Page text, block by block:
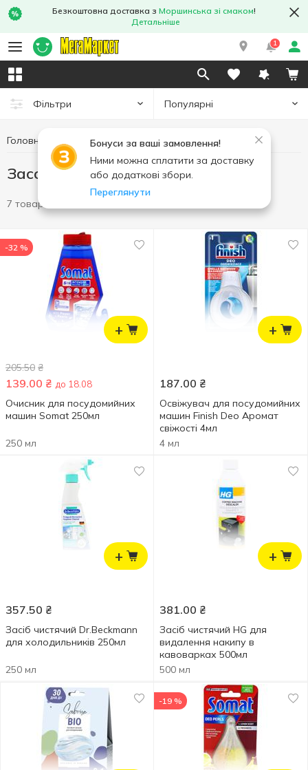
Безкоштовна доставка з Моршинська зі смаком!
Детальніше
1
Фільтри Популярні
Бонуси за ваші замовлення!
Ними можна сплатити за доставку
або додаткові збори.
Переглянути
Головна Побутова хімія
Засоби для побутової техніки
7 товарів
+
-32 %
205.50 ₴
139.00 ₴ до 18.08
Очисник для посудомийних
машин Somat 250мл
250 мл
+
187.00 ₴
Освіжувач для посудомийних
машин Finish Deo Аромат
свіжості 4мл
4 мл
+
357.50 ₴
Засіб чистячий Dr.Beckmann
для холодильників 250мл
250 мл
+
381.00 ₴
Засіб чистячий HG для
видалення накипу в
кавоварках 500мл
500 мл
-19 %